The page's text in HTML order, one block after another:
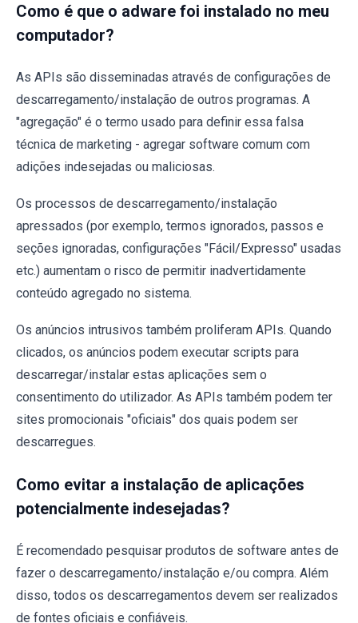
Como é que o adware foi instalado no meu
computador?
As APIs são disseminadas através de configurações de
descarregamento/instalação de outros programas. A
"agregação" é o termo usado para definir essa falsa
técnica de marketing - agregar software comum com
adições indesejadas ou maliciosas.
Os processos de descarregamento/instalação
apressados ​​(por exemplo, termos ignorados, passos e
seções ignoradas, configurações "Fácil/Expresso" usadas
etc.) aumentam o risco de permitir inadvertidamente
conteúdo agregado no sistema.
Os anúncios intrusivos também proliferam APIs. Quando
clicados, os anúncios podem executar scripts para
descarregar/instalar estas aplicações sem o
consentimento do utilizador. As APIs também podem ter
sites promocionais "oficiais" dos quais podem ser
descarregues.
Como evitar a instalação de aplicações
potencialmente indesejadas?
É recomendado pesquisar produtos de software antes de
fazer o descarregamento/instalação e/ou compra. Além
disso, todos os descarregamentos devem ser realizados
de fontes oficiais e confiáveis.